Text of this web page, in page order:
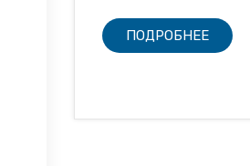
ПОДРОБНЕЕ